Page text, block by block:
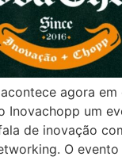
agora
Inovachopp um
de inovação
O